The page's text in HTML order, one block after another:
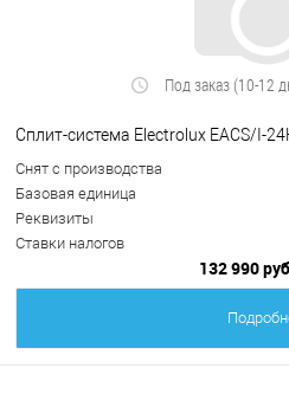
Под заказ (10-12
Cплит-система Electrolux EACS/I-
Снят с производства
Базовая единица
Реквизиты
Ставки налогов
132 990